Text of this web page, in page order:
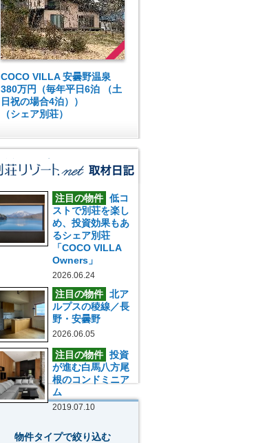
COCO VILLA 安曇野温泉
380万円（毎年平日6泊 （土
日祝の場合4泊））
（シェア別荘）
注目の物件 低コ
ストで別荘を楽し
め、投資効果もあ
るシェア別荘
「COCO VILLA
Owners」
2026.06.24
注目の物件 北ア
ルプスの稜線／長
野・安曇野
2026.06.05
注目の物件 投資
が進む白馬八方尾
根のコンドミニア
ム
2019.07.10
物件タイプで絞り込む